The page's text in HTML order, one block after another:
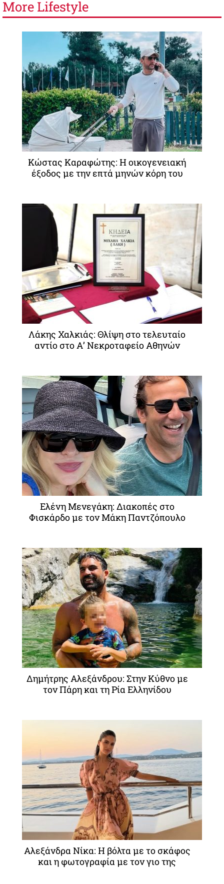
More Lifestyle
Κώστας Καραφώτης: Η οικογενειακή
έξοδος με την επτά μηνών κόρη του
Λάκης Χαλκιάς: Θλίψη στο τελευταίο
αντίο στο Α’ Νεκροταφείο Αθηνών
Ελένη Μενεγάκη: Διακοπές στο
Φισκάρδο με τον Μάκη Παντζόπουλο
Δημήτρης Αλεξάνδρου: Στην Κύθνο με
τον Πάρη και τη Ρία Ελληνίδου
Αλεξάνδρα Νίκα: Η βόλτα με το σκάφος
και η φωτογραφία με τον γιο της